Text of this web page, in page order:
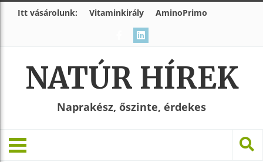
Itt vásárolunk: Vitaminkirály AminoPrimo
NATÚR HÍREK
Naprakész, őszinte, érdekes